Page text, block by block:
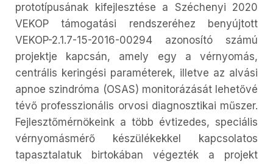
prototípusának kifejlesztése a Széchenyi 2020
VEKOP támogatási rendszeréhez benyújtott
VEKOP-2.1.7-15-2016-00294 azonosító számú
projektje kapcsán, amely egy a vérnyomás,
centrális keringési paraméterek, illetve az alvási
apnoe szindróma (OSAS) monitorázását lehetővé
tévő professzionális orvosi diagnosztikai műszer.
Fejlesztőmérnökeink a több évtizedes, speciális
vérnyomásmérő készülékekkel kapcsolatos
tapasztalatuk birtokában végezték a projekt